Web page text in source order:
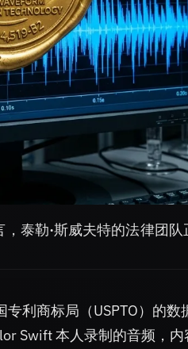
泰勒·斯威夫特的法律团
利商标局（USPTO）的数
Swift 本人录制的音频，